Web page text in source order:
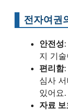
전자여권
안전성
지 기
편리함:
심사
있어요.
자료 보